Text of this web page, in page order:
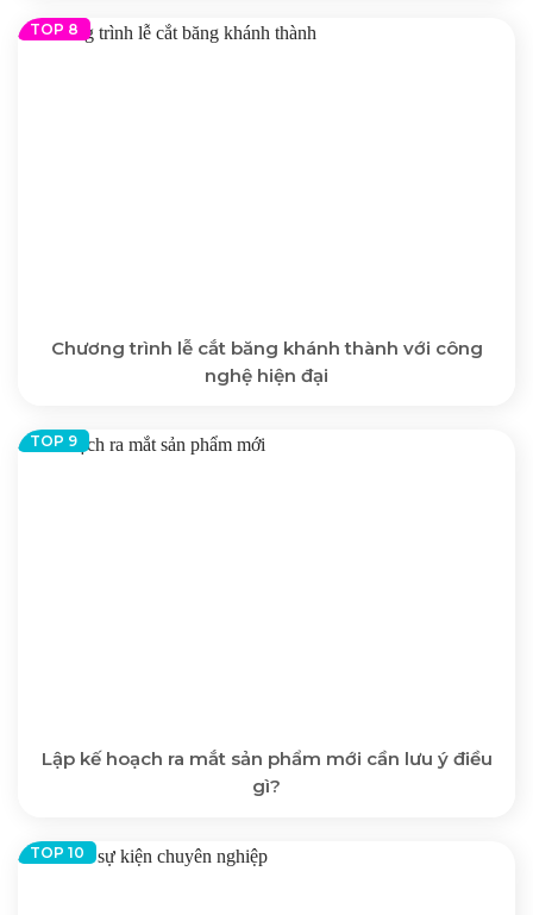
Chương trình lễ cắt băng khánh thành với công
nghệ hiện đại
Lập kế hoạch ra mắt sản phẩm mới cần lưu ý điều
gì?